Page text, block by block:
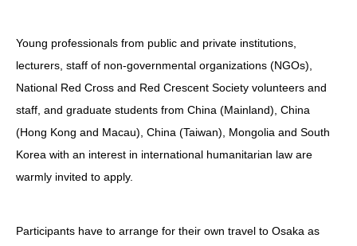
Young professionals from public and private institutions,
lecturers, staff of non-governmental organizations (NGOs),
National Red Cross and Red Crescent Society volunteers and
staff, and graduate students from China (Mainland), China
(Hong Kong and Macau), China (Taiwan), Mongolia and South
Korea with an interest in international humanitarian law are
warmly invited to apply.
Participants have to arrange for their own travel to Osaka as